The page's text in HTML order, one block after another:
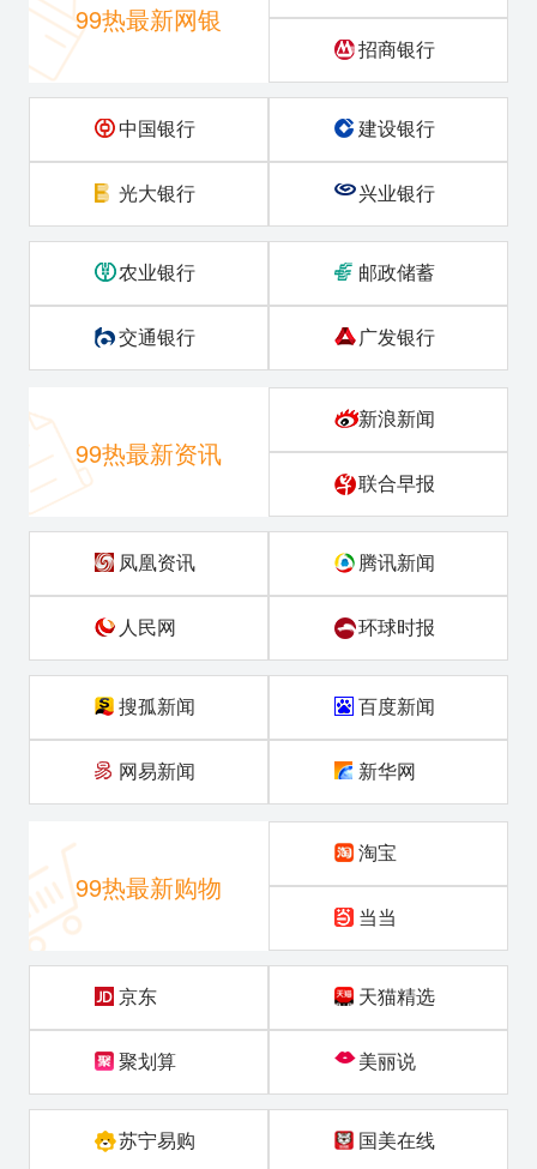
99热最新网银
招商银行
中国银行
光大银行
建设银行
兴业银行
农业银行
交通银行
邮政储蓄
广发银行
99热最新资讯
新浪新闻
联合早报
凤凰资讯
人民网
腾讯新闻
环球时报
搜孤新闻
网易新闻
百度新闻
新华网
99热最新购物
淘宝
当当
京东
聚划算
天猫精选
美丽说
苏宁易购 国美在线